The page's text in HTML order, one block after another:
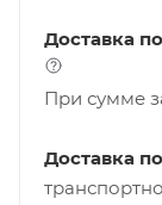
Доставка
При сумме
Доставка